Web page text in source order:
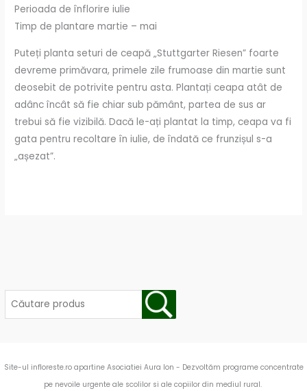
Perioada de înflorire iulie
Timp de plantare martie – mai
Puteți planta seturi de ceapă „Stuttgarter Riesen” foarte
devreme primăvara, primele zile frumoase din martie sunt
deosebit de potrivite pentru asta. Plantați ceapa atât de
adânc încât să fie chiar sub pământ, partea de sus ar
trebui să fie vizibilă. Dacă le-ați plantat la timp, ceapa va fi
gata pentru recoltare în iulie, de îndată ce frunzișul s-a
„așezat”.
Site-ul infloreste.ro apartine Asociatiei Aura Ion - Dezvoltăm programe concentrate
pe nevoile urgente ale scolilor si ale copiilor din mediul rural.